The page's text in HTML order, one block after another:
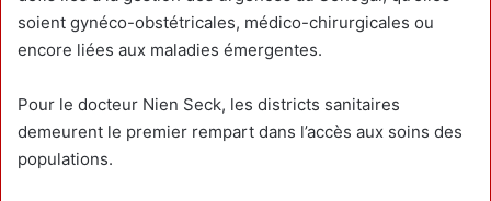
soient gynéco-obstétricales, médico-chirurgicales ou
encore liées aux maladies émergentes.
Pour le docteur Nien Seck, les districts sanitaires
demeurent le premier rempart dans l’accès aux soins des
populations.